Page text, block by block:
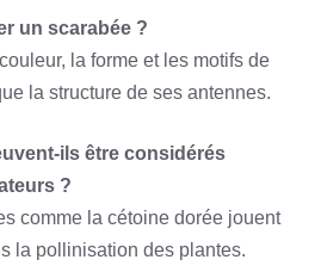
un scarabée ?
la forme et les motifs de
la structure de ses antennes.
ils être considérés
?
comme la cétoine dorée jouent
la pollinisation des plantes.